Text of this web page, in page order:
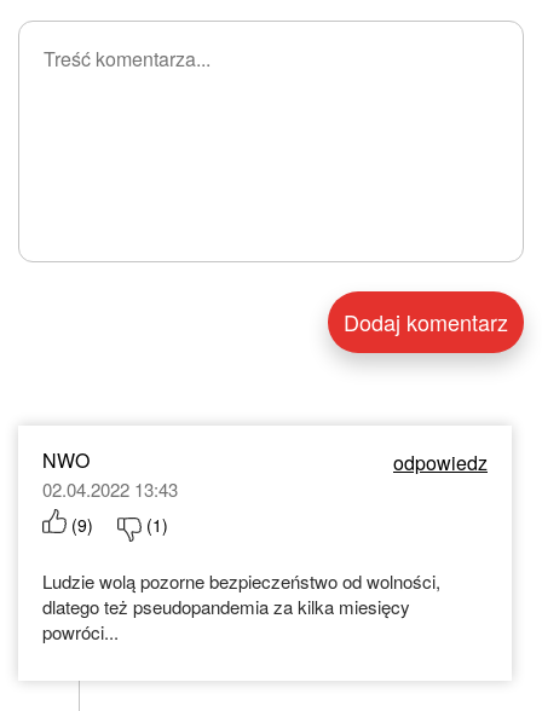
NWO odpowiedz
02.04.2022 13:43
(9) (1)
Ludzie wolą pozorne bezpieczeństwo od wolności,
dlatego też pseudopandemia za kilka miesięcy
powróci...